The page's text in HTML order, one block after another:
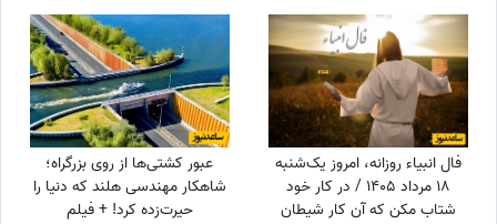
عجب استایلی داری آقا محتشم
خودت یک پا هادی چوپان هستی
فال انبیاء روزانه، امروز یک‌شنبه
18 مرداد 1405 / در کار خود
شتاب مکن که آن کار شیطان
عبور کشتی‌ها از روی بزرگراه؛
شاهکار مهندسی هلند که دنیا را
حیرت‌زده کرد! + فیلم